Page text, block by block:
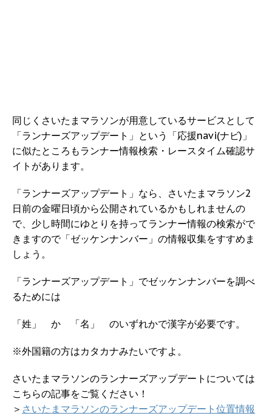
同じくさいたまマラソンが用意しているサービスとして
「ランナーズアップデート」という「応援navi(ナビ)」
に似たところもランナー情報検索・レースタイム確認サ
イトがあります。
「ランナーズアップデート」なら、さいたまマラソン2
日前の金曜日頃から公開されているかもしれませんの
で、少し時間にゆとりを持ってランナー情報の検索がで
きますので「ゼッケンナンバー」の情報収集をすすめま
しょう。
「ランナーズアップデート」でゼッケンナンバーを調べ
るためには
「姓」 か 「名」 のいずれかで漢字が必要です。
※外国籍の方はカタカナみたいですよ。
さいたまマラソンのランナーズアップデートについては
こちらの記事をご覧ください！
＞ さいたまマラソンのランナーズアップデート位置情報